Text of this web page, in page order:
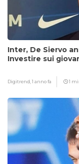
Inter, De Siervo
Investire sui
Digitrend,1 anno fa 1